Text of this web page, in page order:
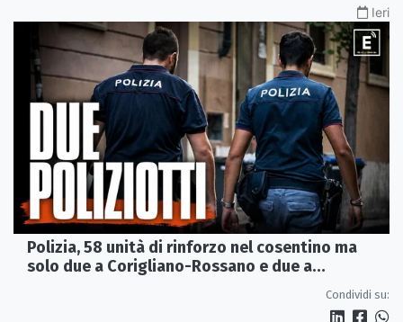
Ieri
Polizia, 58 unità di rinforzo nel cosentino ma
solo due a Corigliano-Rossano e due a
Condividi su: